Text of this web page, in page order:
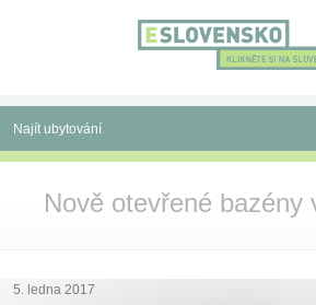
Najít ubytování
Nově otevřené bazény
5. ledna 2017